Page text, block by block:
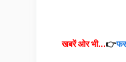
खबरें ओर भी…👉